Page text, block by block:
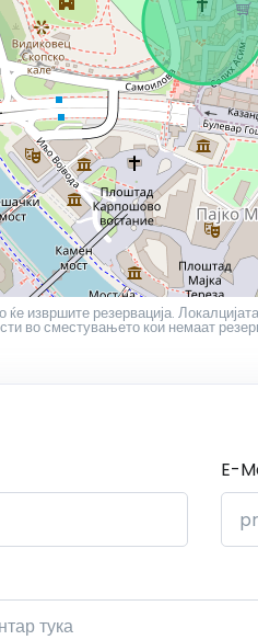
ќе извршите резервација.
во сместувањето кои немаат
E-